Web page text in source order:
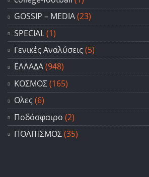
GOSSIP – ΜΕDIA(23)
SPECIAL(1)
Γενικές Αναλύσεις (5)
ΕΛΛΑΔΑ(948)
ΚΟΣΜΟΣ(165)
Ολες (6)
Ποδόσφαιρο (2)
ΠΟΛΙΤΙΣΜΟΣ(35)